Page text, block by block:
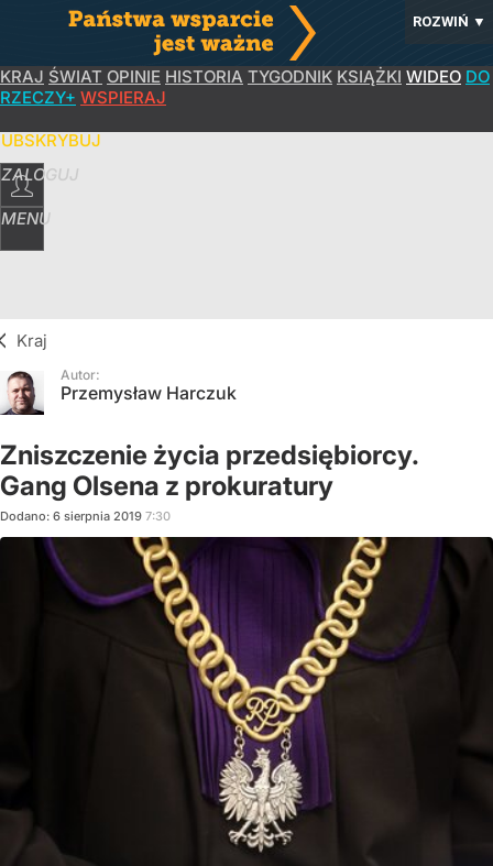
ROZWIŃ ▼
KRAJ ŚWIAT OPINIE HISTORIA TYGODNIK KSIĄŻKI WIDEO DO
RZECZY+ WSPIERAJ
ZALOGUJ
MENU
Kraj
Autor:
Przemysław Harczuk
Zniszczenie życia przedsiębiorcy.
Gang Olsena z prokuratury
Dodano: 6 sierpnia 2019 7:30